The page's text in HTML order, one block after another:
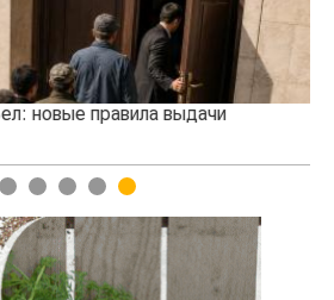
новые правила выдачи
1 2 3 4 5